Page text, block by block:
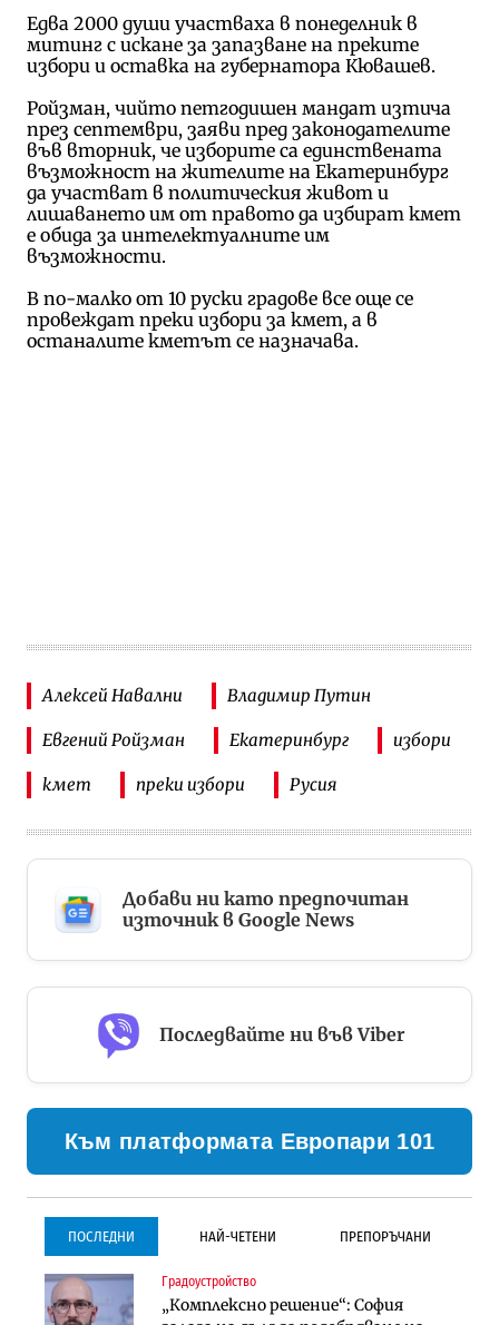
Едва 2000 души участваха в понеделник в
митинг с искане за запазване на преките
избори и оставка на губернатора Кювашев.
Ройзман, чийто петгодишен мандат изтича
през септември, заяви пред законодателите
във вторник, че изборите са единствената
възможност на жителите на Екатеринбург
да участват в политическия живот и
лишаването им от правото да избират кмет
е обида за интелектуалните им
възможности.
В по-малко от 10 руски градове все още се
прoвеждат преки избори за кмет, а в
останалите кметът се назначава.
Алексей Навални Владимир Путин
Евгений Ройзман Екатеринбург избори
кмет преки избори Русия
Добави ни като предпочитан
източник в Google News
Последвайте ни във Viber
Към платформата Европари 101
ПОСЛЕДНИ НАЙ-ЧЕТЕНИ ПРЕПОРЪЧАНИ
Градоустройство
„Комплексно решение“: София
Градоустройство
Столична община избра
Инфраструктура
Проектирането на тунела под